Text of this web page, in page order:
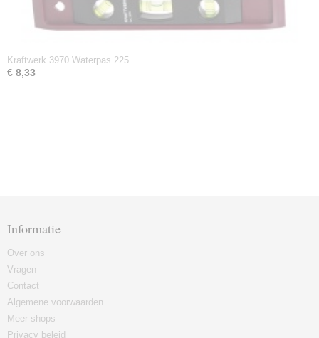
Kraftwerk 3970 Waterpas 225
€ 8,33
Informatie
Over ons
Vragen
Contact
Algemene voorwaarden
Meer shops
Privacy beleid